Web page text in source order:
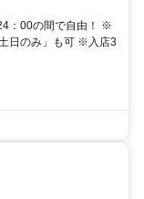
：00の間で自由！ ※
日のみ」も可 ※入店3